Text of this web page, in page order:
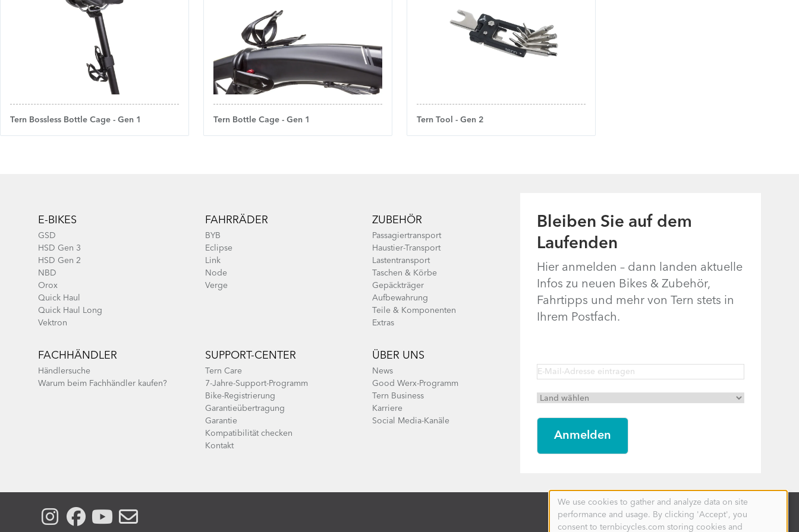
Tern Bossless Bottle Cage - Gen 1 Tern Bottle Cage - Gen 1 Tern Tool - Gen 2
Bleiben Sie auf dem
Laufenden
Hier anmelden – dann landen aktuelle
Infos zu neuen Bikes & Zubehör,
Fahrtipps und mehr von Tern stets in
Ihrem Postfach.
E-BIKES
GSD
HSD Gen 3
HSD Gen 2
NBD
Orox
Quick Haul
Quick Haul Long
Vektron
FAHRRÄDER
BYB
Eclipse
Link
Node
Verge
ZUBEHÖR
Passagiertransport
Haustier-Transport
Lastentransport
Taschen & Körbe
Gepäckträger
Aufbewahrung
Teile & Komponenten
Extras
FACHHÄNDLER
Händlersuche
Warum beim Fachhändler kaufen?
SUPPORT-CENTER
Tern Care
7-Jahre-Support-Programm
Bike-Registrierung
Garantieübertragung
Garantie
Kompatibilität checken
Kontakt
ÜBER UNS
News
Good Werx-Programm
Tern Business
Karriere
Social Media-Kanäle
Use
of
personal
We use cookies to gather and analyze data on site
performance and usage. By clicking 'Accept', you
consent to ternbicycles.com storing cookies and